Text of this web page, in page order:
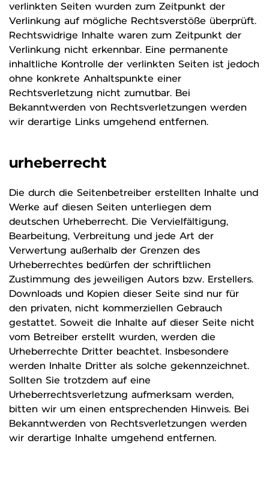
verlinkten Seiten wurden zum Zeitpunkt der
Verlinkung auf mögliche Rechtsverstöße überprüft.
Rechtswidrige Inhalte waren zum Zeitpunkt der
Verlinkung nicht erkennbar. Eine permanente
inhaltliche Kontrolle der verlinkten Seiten ist jedoch
ohne konkrete Anhaltspunkte einer
Rechtsverletzung nicht zumutbar. Bei
Bekanntwerden von Rechtsverletzungen werden
wir derartige Links umgehend entfernen.
urheberrecht
Die durch die Seitenbetreiber erstellten Inhalte und
Werke auf diesen Seiten unterliegen dem
deutschen Urheberrecht. Die Vervielfältigung,
Bearbeitung, Verbreitung und jede Art der
Verwertung außerhalb der Grenzen des
Urheberrechtes bedürfen der schriftlichen
Zustimmung des jeweiligen Autors bzw. Erstellers.
Downloads und Kopien dieser Seite sind nur für
den privaten, nicht kommerziellen Gebrauch
gestattet. Soweit die Inhalte auf dieser Seite nicht
vom Betreiber erstellt wurden, werden die
Urheberrechte Dritter beachtet. Insbesondere
werden Inhalte Dritter als solche gekennzeichnet.
Sollten Sie trotzdem auf eine
Urheberrechtsverletzung aufmerksam werden,
bitten wir um einen entsprechenden Hinweis. Bei
Bekanntwerden von Rechtsverletzungen werden
wir derartige Inhalte umgehend entfernen.